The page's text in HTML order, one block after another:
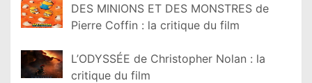
DES MINIONS ET DES MONSTRES de
Pierre Coffin : la critique du film
L’ODYSSÉE de Christopher Nolan : la
critique du film